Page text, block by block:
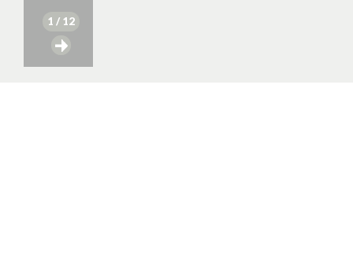
1 / 12